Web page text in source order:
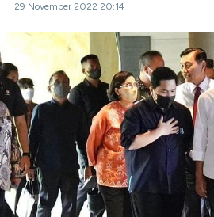
29 November 2022 20:14